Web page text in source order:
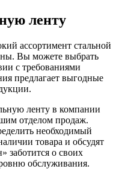
ленту
ассортимент стальной
Вы можете выбрать
с требованиями
предлагает выгодные
ленту в компании
отделом продаж.
необходимый
товара и обсудят
заботится о своих
обслуживания.